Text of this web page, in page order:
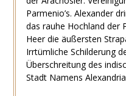
Parmenio’s. Alexander
das rauhe Hochland der
Heer die äußersten
Irrtümliche Schilderung
Überschreitung des
Stadt Namens